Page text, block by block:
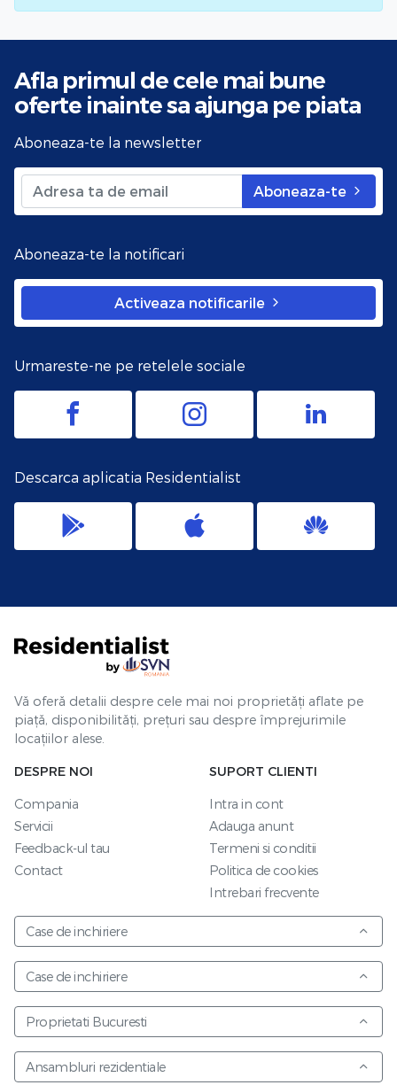
Afla primul de cele mai bune
oferte inainte sa ajunga pe piata
Aboneaza-te la newsletter
Aboneaza-te
Aboneaza-te la notificari
Activeaza notificarile
Urmareste-ne pe retelele sociale
Descarca aplicatia Residentialist
Vă oferă detalii despre cele mai noi proprietăți aflate pe
piață, disponibilități, prețuri sau despre împrejurimile
locațiilor alese.
DESPRE NOI
Compania
Servicii
Feedback-ul tau
Contact
SUPORT CLIENTI
Intra in cont
Adauga anunt
Termeni si conditii
Politica de cookies
Intrebari frecvente
Case de inchiriere
Case de inchiriere
Proprietati Bucuresti
Ansambluri rezidentiale